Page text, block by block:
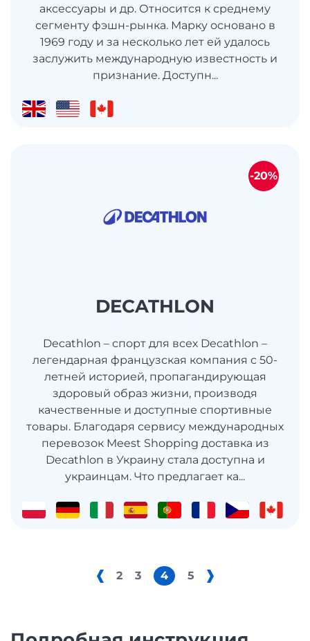
аксессуары и др. Относится к среднему
сегменту фэшн-рынка. Марку основано в
1969 году и за несколько лет ей удалось
заслужить международную известность и
признание. Доступн...
DECATHLON
Decathlon – спорт для всех Decathlon –
легендарная французская компания с 50-
летней историей, пропагандирующая
здоровый образ жизни, производя
качественные и доступные спортивные
товары. Благодаря сервису международных
перевозок Meest Shopping доставка из
Decathlon в Украину стала доступна и
украинцам. Что предлагает ка...
-20%
2 3 4 5